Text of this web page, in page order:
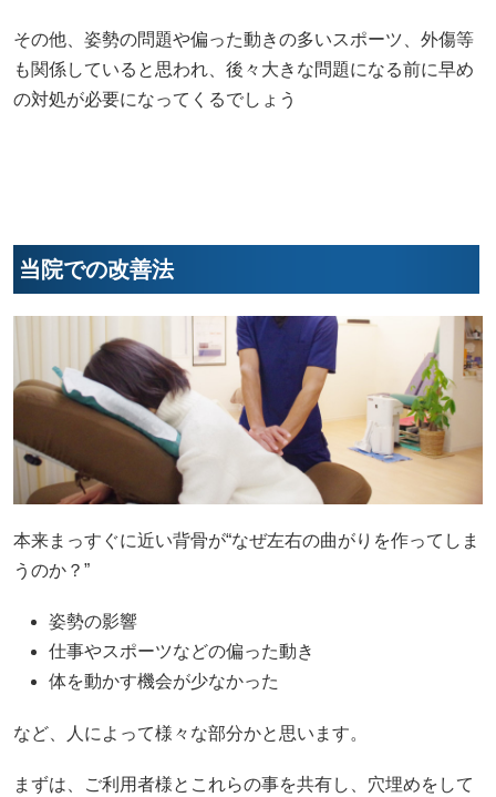
その他、姿勢の問題や偏った動きの多いスポーツ、外傷等
も関係していると思われ、後々大きな問題になる前に早め
の対処が必要になってくるでしょう
当院での改善法
本来まっすぐに近い背骨が“なぜ左右の曲がりを作ってしま
うのか？”
姿勢の影響
仕事やスポーツなどの偏った動き
体を動かす機会が少なかった
など、人によって様々な部分かと思います。
まずは、ご利用者様とこれらの事を共有し、穴埋めをして